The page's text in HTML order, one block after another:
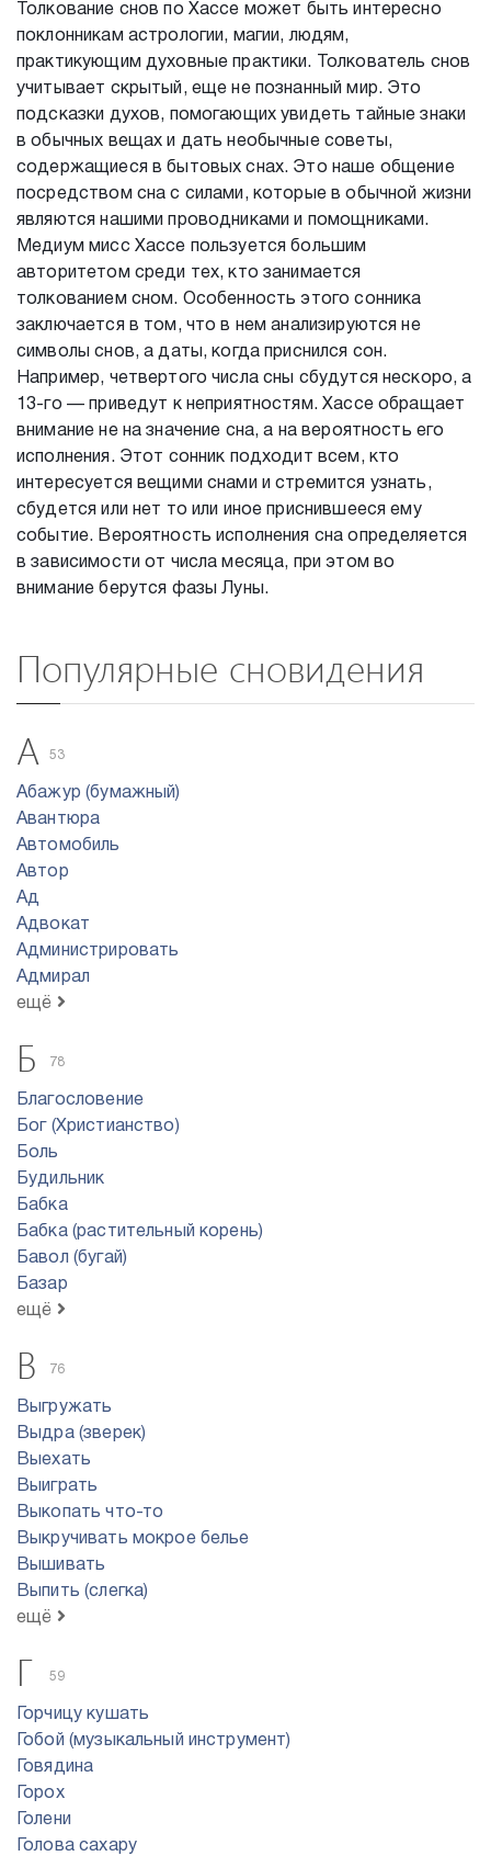
Толкование снов по Хассе может быть интересно
поклонникам астрологии, магии, людям,
практикующим духовные практики. Толкователь снов
учитывает скрытый, еще не познанный мир. Это
подсказки духов, помогающих увидеть тайные знаки
в обычных вещах и дать необычные советы,
содержащиеся в бытовых снах. Это наше общение
посредством сна с силами, которые в обычной жизни
являются нашими проводниками и помощниками.
Медиум мисс Хассе пользуется большим
авторитетом среди тех, кто занимается
толкованием сном. Особенность этого сонника
заключается в том, что в нем анализируются не
символы снов, а даты, когда приснился сон.
Например, четвертого числа сны сбудутся нескоро, а
13-го — приведут к неприятностям. Хассе обращает
внимание не на значение сна, а на вероятность его
исполнения. Этот сонник подходит всем, кто
интересуется вещими снами и стремится узнать,
сбудется или нет то или иное приснившееся ему
событие. Вероятность исполнения сна определяется
в зависимости от числа месяца, при этом во
внимание берутся фазы Луны.
Популярные сновидения
А
53
Абажур (бумажный)
Авантюра
Автомобиль
Автор
Ад
Адвокат
Администрировать
Адмирал
ещё
Б 78
Благословение
Бог (Христианство)
Боль
Будильник
Бабка
Бабка (растительный корень)
Бавол (бугай)
Базар
ещё
В 76
Выгружать
Выдра (зверек)
Выехать
Выиграть
Выкопать что-то
Выкручивать мокрое белье
Вышивать
Выпить (слегка)
ещё
Г 59
Горчицу кушать
Гобой (музыкальный инструмент)
Говядина
Горох
Голени
Голова сахару